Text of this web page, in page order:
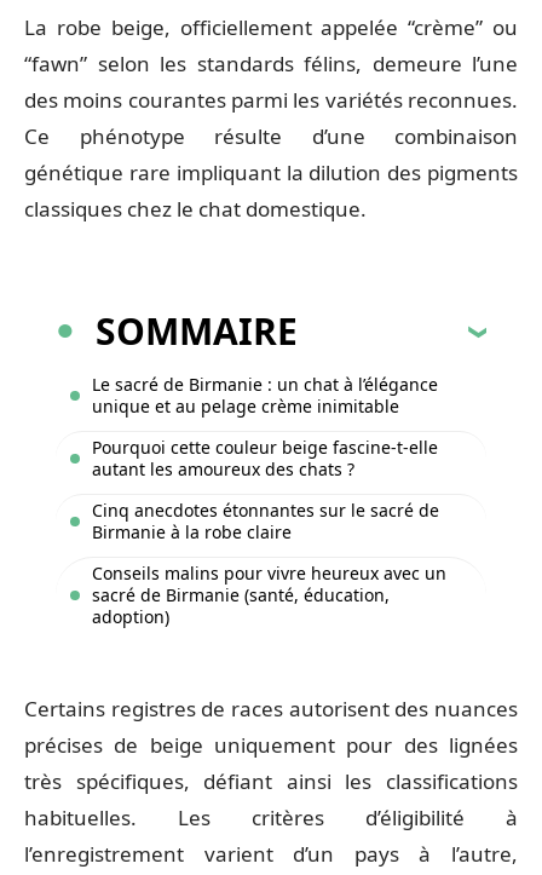
La robe beige, officiellement appelée “crème” ou
“fawn” selon les standards félins, demeure l’une
des moins courantes parmi les variétés reconnues.
Ce phénotype résulte d’une combinaison
génétique rare impliquant la dilution des pigments
classiques chez le chat domestique.
SOMMAIRE
Le sacré de Birmanie : un chat à l’élégance
unique et au pelage crème inimitable
Pourquoi cette couleur beige fascine-t-elle
autant les amoureux des chats ?
Cinq anecdotes étonnantes sur le sacré de
Birmanie à la robe claire
Conseils malins pour vivre heureux avec un
sacré de Birmanie (santé, éducation,
adoption)
Certains registres de races autorisent des nuances
précises de beige uniquement pour des lignées
très spécifiques, défiant ainsi les classifications
habituelles. Les critères d’éligibilité à
l’enregistrement varient d’un pays à l’autre,